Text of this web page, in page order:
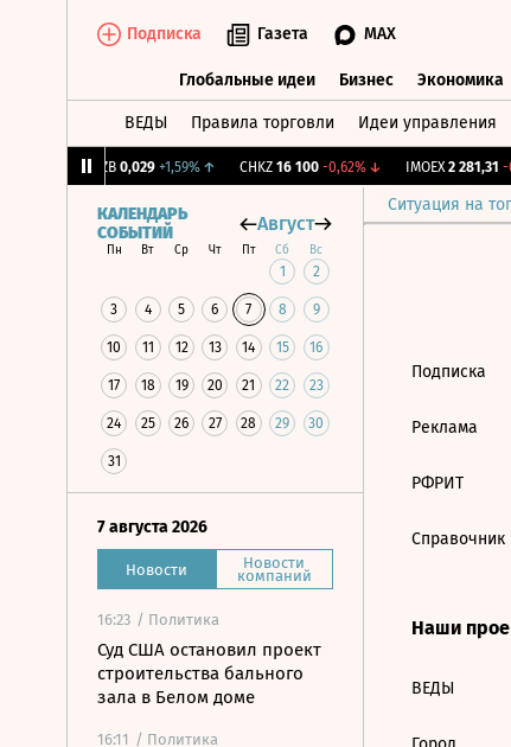
Подписка Газета MAX
Глобальные идеи Бизнес Экономика
ВЕДЫ Правила торговли Идеи управления
0,029 +1,59%↑ CHKZ 16 100 -0,62%↓ IMOEX 2 281,31 -
Ситуация на
КАЛЕНДАРЬ
СОБЫТИЙ
Август
Пн Вт Ср Чт Пт Сб Вс
1 2
3 4 5 6 7 8 9
10 11 12 13 14 15 16
17 18 19 20 21 22 23
24 25 26 27 28 29 30
31
7 августа 2026
Новости Новости
компаний
16:23 / Политика
Суд США остановил проект
строительства бального
зала в Белом доме
16:11 / Политика
Подписка
Реклама
РФРИТ
Справочник
Наши
ВЕДЫ